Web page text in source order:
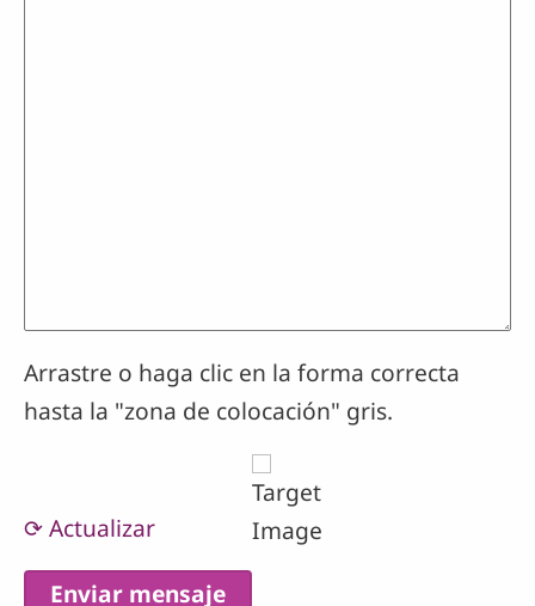
Arrastre o haga clic en la forma correcta
hasta la "zona de colocación" gris.
⟳ Actualizar